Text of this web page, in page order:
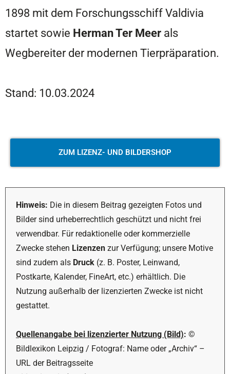
1898 mit dem Forschungsschiff Valdivia
startet sowie Herman Ter Meer als
Wegbereiter der modernen Tierpräparation.
Stand: 10.03.2024
ZUM LIZENZ- UND BILDERSHOP
Hinweis: Die in diesem Beitrag gezeigten Fotos und
Bilder sind urheberrechtlich geschützt und nicht frei
verwendbar. Für redaktionelle oder kommerzielle
Zwecke stehen Lizenzen zur Verfügung; unsere Motive
sind zudem als Druck (z. B. Poster, Leinwand,
Postkarte, Kalender, FineArt, etc.) erhältlich. Die
Nutzung außerhalb der lizenzierten Zwecke ist nicht
gestattet.
Quellenangabe bei lizenzierter Nutzung (Bild): ©
Bildlexikon Leipzig / Fotograf: Name oder „Archiv“ –
URL der Beitragsseite